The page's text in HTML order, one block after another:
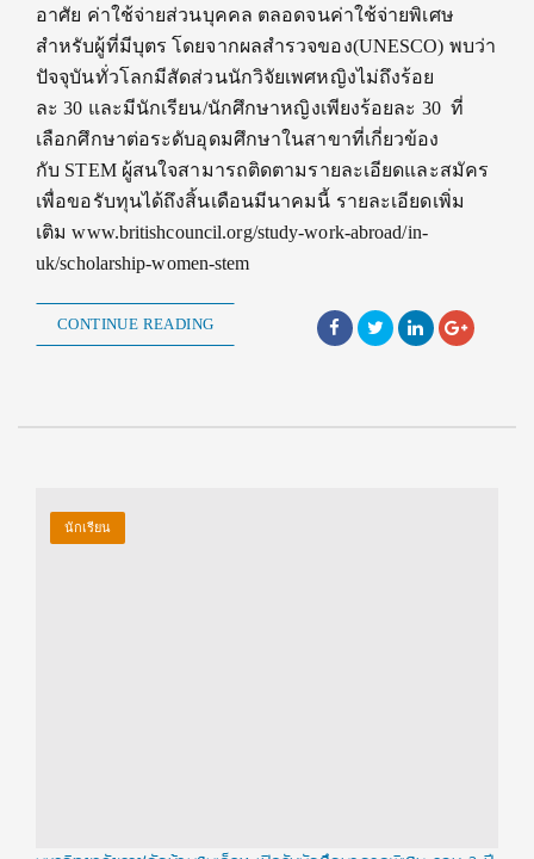
อาศัย ค่าใช้จ่ายส่วนบุคคล ตลอดจนค่าใช้จ่ายพิเศษ
สำหรับผู้ที่มีบุตร โดยจากผลสำรวจของ(UNESCO) พบว่า
ปัจจุบันทั่วโลกมีสัดส่วนนักวิจัยเพศหญิงไม่ถึงร้อย
ละ 30 และมีนักเรียน/นักศึกษาหญิงเพียงร้อยละ 30 ที่
เลือกศึกษาต่อระดับอุดมศึกษาในสาขาที่เกี่ยวข้อง
กับ STEM ผู้สนใจสามารถติดตามรายละเอียดและสมัคร
เพื่อขอรับทุนได้ถึงสิ้นเดือนมีนาคมนี้ รายละเอียดเพิ่ม
เติม www.britishcouncil.org/study-work-abroad/in-
uk/scholarship-women-stem
CONTINUE READING
นักเรียน